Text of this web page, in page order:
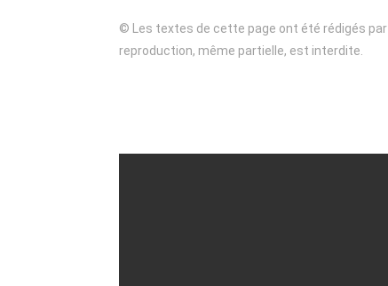
© Les textes de cette page ont été rédigés par
reproduction, même partielle, est interdite.